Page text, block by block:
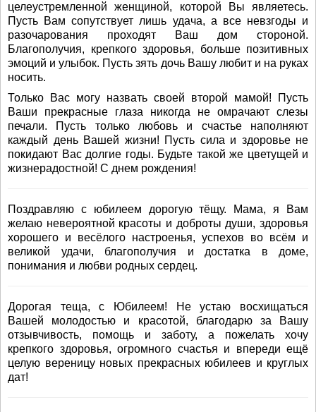
целеустремленной женщиной, которой Вы являетесь.
Пусть Вам сопутствует лишь удача, а все невзгоды и
разочарования проходят Ваш дом стороной.
Благополучия, крепкого здоровья, больше позитивных
эмоций и улыбок. Пусть зять дочь Вашу любит и на руках
носить.
Только Вас могу назвать своей второй мамой! Пусть
Ваши прекрасные глаза никогда не омрачают слезы
печали. Пусть только любовь и счастье наполняют
каждый день Вашей жизни! Пусть сила и здоровье не
покидают Вас долгие годы. Будьте такой же цветущей и
жизнерадостной! С днем рождения!
Поздравляю с юбилеем дорогую тёщу. Мама, я Вам
желаю невероятной красоты и доброты души, здоровья
хорошего и весёлого настроенья, успехов во всём и
великой удачи, благополучия и достатка в доме,
понимания и любви родных сердец.
Дорогая теща, с Юбилеем! Не устаю восхищаться
Вашей молодостью и красотой, благодарю за Вашу
отзывчивость, помощь и заботу, а пожелать хочу
крепкого здоровья, огромного счастья и впереди ещё
целую вереницу новых прекрасных юбилеев и круглых
дат!